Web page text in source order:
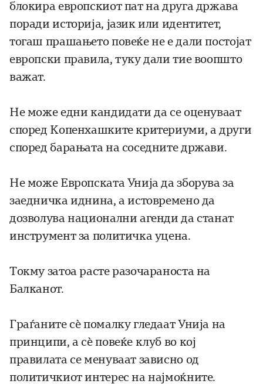
блокира европскиот пат на друга држава
поради историја, јазик или идентитет,
тогаш прашањето повеќе не е дали постојат
европски правила, туку дали тие воопшто
важат.
Не може едни кандидати да се оценуваат
според Копенхашките критериуми, а други
според барањата на соседните држави.
Не може Европската Унија да зборува за
заедничка иднина, а истовремено да
дозволува национални агенди да станат
инструмент за политичка уцена.
Токму затоа расте разочараноста на
Балканот.
Граѓаните сѐ помалку гледаат Унија на
принципи, а сѐ повеќе клуб во кој
правилата се менуваат зависно од
политичкиот интерес на најмоќните.